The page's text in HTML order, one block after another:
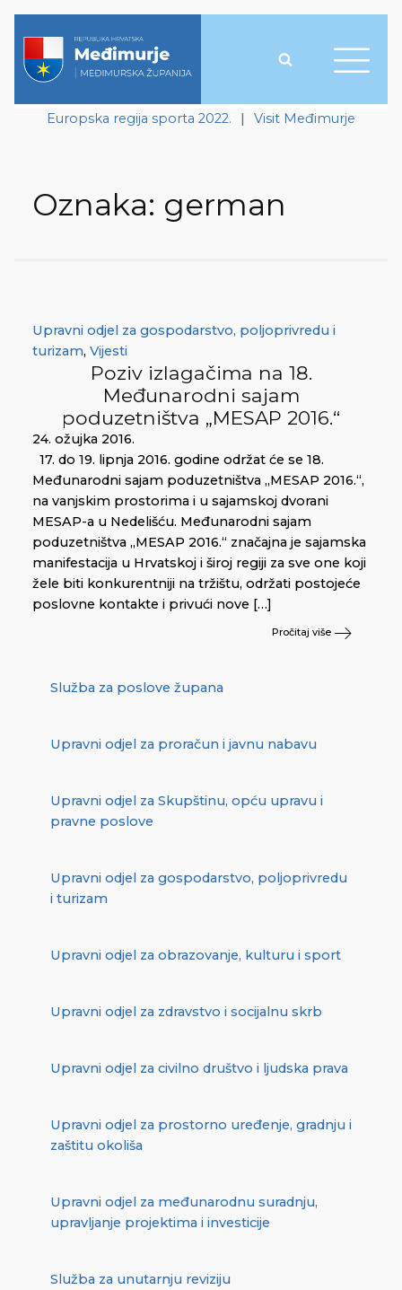
Europska regija sporta 2022. | Visit Međimurje
Oznaka: german
Upravni odjel za gospodarstvo, poljoprivredu i
turizam, Vijesti
Poziv izlagačima na 18.
Međunarodni sajam
poduzetništva „MESAP 2016.“
24. ožujka 2016.
17. do 19. lipnja 2016. godine održat će se 18.
Međunarodni sajam poduzetništva „MESAP 2016.“,
na vanjskim prostorima i u sajamskoj dvorani
MESAP-a u Nedelišću. Međunarodni sajam
poduzetništva „MESAP 2016.“ značajna je sajamska
manifestacija u Hrvatskoj i široj regiji za sve one koji
žele biti konkurentniji na tržištu, održati postojeće
poslovne kontakte i privući nove […]
Pročitaj više
Služba za poslove župana
Upravni odjel za proračun i javnu nabavu
Upravni odjel za Skupštinu, opću upravu i
pravne poslove
Upravni odjel za gospodarstvo, poljoprivredu
i turizam
Upravni odjel za obrazovanje, kulturu i sport
Upravni odjel za zdravstvo i socijalnu skrb
Upravni odjel za civilno društvo i ljudska prava
Upravni odjel za prostorno uređenje, gradnju i
zaštitu okoliša
Upravni odjel za međunarodnu suradnju,
upravljanje projektima i investicije
Služba za unutarnju reviziju